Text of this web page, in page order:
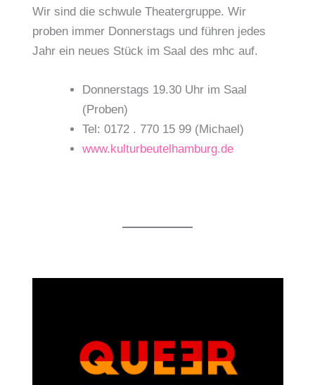
Wir sind die schwule Theatergruppe. Wir
proben immer Donnerstags und führen jedes
Jahr ein neues Stück im Saal des mhc auf.
Donnerstags 19.30 Uhr im Saal
(Proben)
Tel: 0172 . 770 15 99 (Michael)
www.kulturbeutelhamburg.de